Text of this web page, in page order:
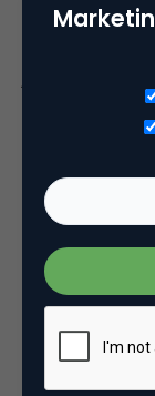
Om je site
van Google
redirecten
gebruiken,
bent.
Ter afsluiting: